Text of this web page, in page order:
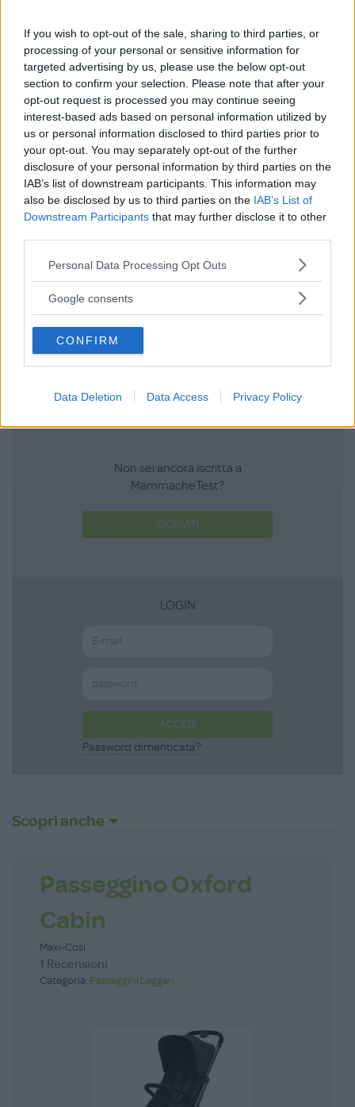
If you wish to opt-out of the sale, sharing to third parties, or
processing of your personal or sensitive information for
targeted advertising by us, please use the below opt-out
section to confirm your selection. Please note that after your
opt-out request is processed you may continue seeing
interest-based ads based on personal information utilized by
us or personal information disclosed to third parties prior to
your opt-out. You may separately opt-out of the further
disclosure of your personal information by third parties on the
IAB’s list of downstream participants. This information may
also be disclosed by us to third parties on the IAB’s List of
Downstream Participants that may further disclose it to other
Please note that this website/app uses one or more Google
not limited to your visit or usage behaviour. You may click to
use your data for below specified purposes in below Google
consent section.
Personal Data Processing Opt Outs
Google consents
CONFIRM
Data Deletion Data Access Privacy Policy
Verycm
Advisor
«Fantastico »
05.12.24
9.7
Trio bello, maneggevole e leggero rispetto ad altri trio. Ho
utilizzato tutti e tre i component
continua a leggere
Utile
0)
Guarda tutte le opinioni degli utenti
Scrivi una recensione
Effettua l'accesso per scrivere una recensione
Non sei ancora iscritta a
MammacheTest?
ISCRIVITI
LOGIN
ACCEDI
Password dimenticata?
Scopri anche
Passeggino Oxford
Cabin
Maxi-Cosi
1 Recensioni
Categoria: Passeggini Leggeri